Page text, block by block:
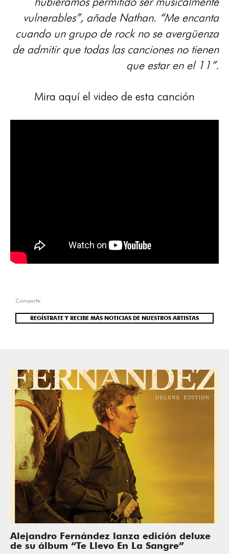
vulnerables”, añade Nathan. “Me encanta
cuando un grupo de rock no se avergüenza
de admitir que todas las canciones no tienen
que estar en el 11”.
Mira aquí el video de esta canción
Comparte:
REGÍSTRATE Y RECIBE MÁS NOTICIAS DE NUESTROS ARTISTAS
Alejandro Fernández lanza edición deluxe
de su álbum “Te Llevo En La Sangre”